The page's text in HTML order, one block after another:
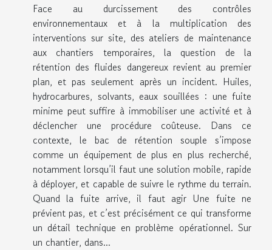
Face au durcissement des contrôles
environnementaux et à la multiplication des
interventions sur site, des ateliers de maintenance
aux chantiers temporaires, la question de la
rétention des fluides dangereux revient au premier
plan, et pas seulement après un incident. Huiles,
hydrocarbures, solvants, eaux souillées : une fuite
minime peut suffire à immobiliser une activité et à
déclencher une procédure coûteuse. Dans ce
contexte, le bac de rétention souple s’impose
comme un équipement de plus en plus recherché,
notamment lorsqu’il faut une solution mobile, rapide
à déployer, et capable de suivre le rythme du terrain.
Quand la fuite arrive, il faut agir Une fuite ne
prévient pas, et c’est précisément ce qui transforme
un détail technique en problème opérationnel. Sur
un chantier, dans...